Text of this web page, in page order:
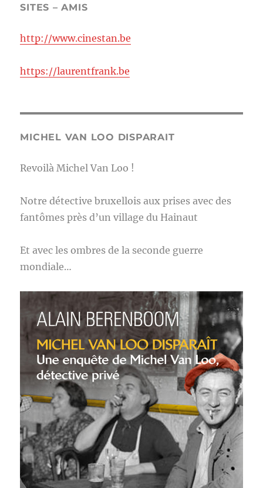
SITES – AMIS
http://www.cinestan.be
https://laurentfrank.be
MICHEL VAN LOO DISPARAIT
Revoilà Michel Van Loo !
Notre détective bruxellois aux prises avec des
fantômes près d’un village du Hainaut
Et avec les ombres de la seconde guerre
mondiale…